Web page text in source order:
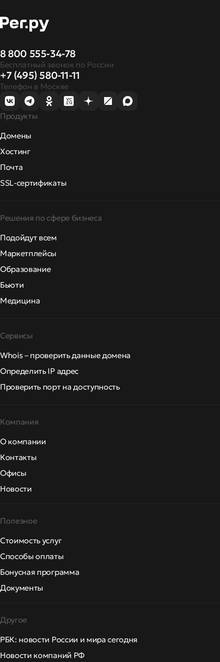
8 800 555-34-78
Бесплатный звонок по России
+7 (495) 580-11-11
Телефон в Москве
Продукты
Домены
Хостинг
Почта
SSL-сертификаты
Решения по сфере бизнеса
Подойдут всем
Маркетплейсы
Образование
Бьюти
Медицина
Сервисы
Whois – проверить данные домена
Определить IP адрес
Проверить порт на доступность
Компания
О компании
Контакты
Офисы
Новости
Полезное
Стоимость услуг
Способы оплаты
Бонусная программа
Документы
Другое
РБК: новости России и мира сегодня
Новости компаний РФ